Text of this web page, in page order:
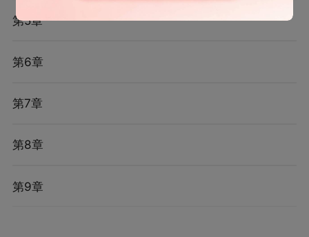
第5章
第6章
第7章
第8章
第9章